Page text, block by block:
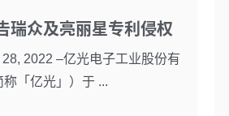
瑞众及亮丽星专利侵权
2022 –亿光电子工业股份有
称「亿光」）于 ...